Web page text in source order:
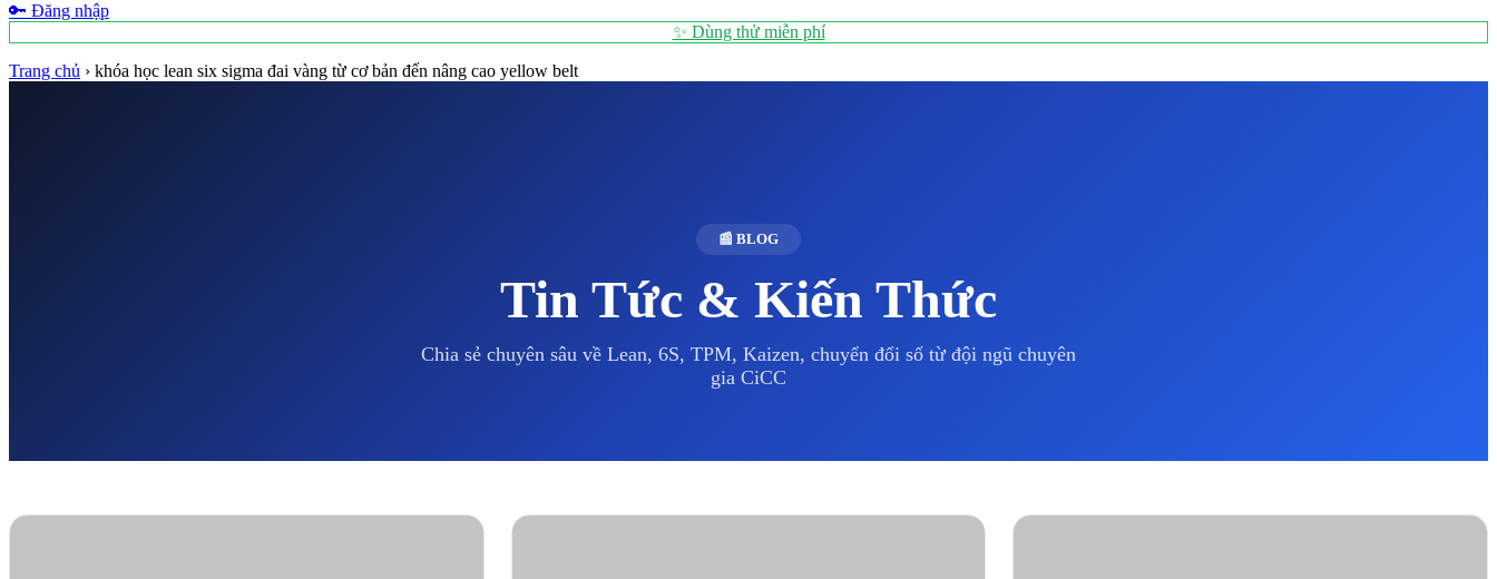
🔑 Đăng nhập
✨ Dùng thử miễn phí
Trang chủ › khóa học lean six sigma đai vàng từ cơ bản đến nâng cao yellow belt
📰 BLOG
Tin Tức & Kiến Thức
Chia sẻ chuyên sâu về Lean, 6S, TPM, Kaizen, chuyển đổi số từ đội ngũ chuyên
gia CiCC